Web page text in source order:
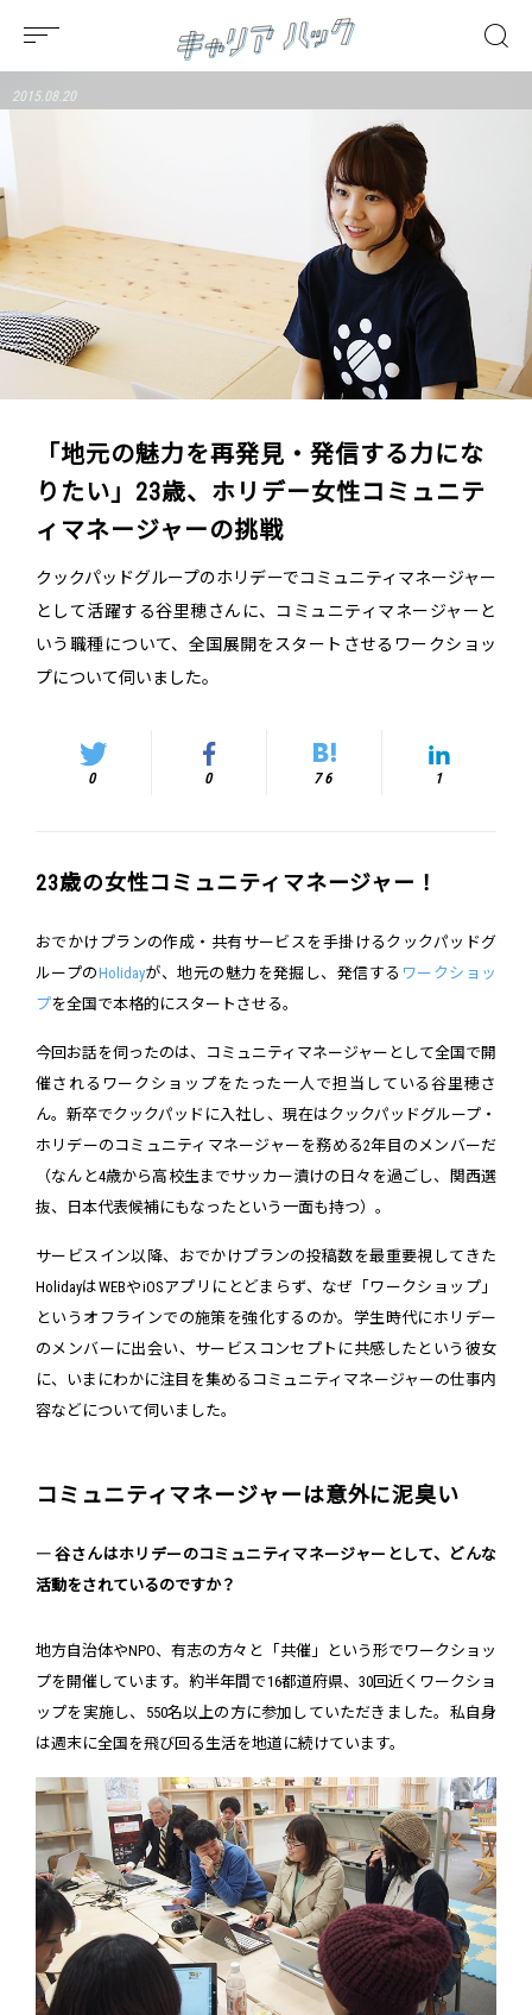
2015.08.20
「地元の魅力を再発見・発信する力にな
りたい」23歳、ホリデー女性コミュニテ
ィマネージャーの挑戦
クックパッドグループのホリデーでコミュニティマネージャー
として活躍する谷里穂さんに、コミュニティマネージャーと
いう職種について、全国展開をスタートさせるワークショッ
プについて伺いました。
0 0 76 1
23歳の女性コミュニティマネージャー！
おでかけプランの作成・共有サービスを手掛けるクックパッドグ
ループのHolidayが、地元の魅力を発掘し、発信する ワークショッ
プを全国で本格的にスタートさせる。
今回お話を伺ったのは、コミュニティマネージャーとして全国で開
催されるワークショップをたった一人で担当している谷里穂さ
ん。新卒でクックパッドに入社し、現在はクックパッドグループ・
ホリデーのコミュニティマネージャーを務める2年目のメンバーだ
（なんと4歳から高校生までサッカー漬けの日々を過ごし、関西選
抜、日本代表候補にもなったという一面も持つ）。
サービスイン以降、おでかけプランの投稿数を最重要視してきた
HolidayはWEBやiOSアプリにとどまらず、なぜ「ワークショップ」
というオフラインでの施策を強化するのか。学生時代にホリデー
のメンバーに出会い、サービスコンセプトに共感したという彼女
に、いまにわかに注目を集めるコミュニティマネージャーの仕事内
容などについて伺いました。
コミュニティマネージャーは意外に泥臭い
― 谷さんはホリデーのコミュニティマネージャーとして、どんな
活動をされているのですか？
地方自治体やNPO、有志の方々と「共催」という形でワークショッ
プを開催しています。約半年間で16都道府県、30回近くワークショ
ップを実施し、550名以上の方に参加していただきました。私自身
は週末に全国を飛び回る生活を地道に続けています。